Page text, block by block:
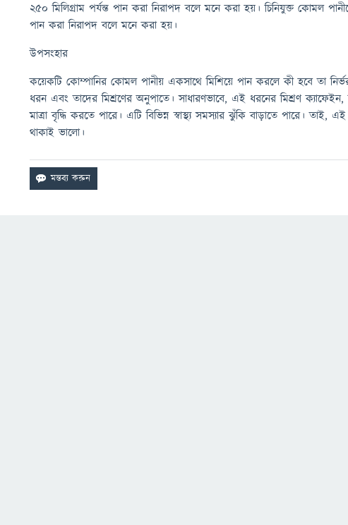
২৫০ মিলিগ্রাম পর্যন্ত পান করা নিরাপদ বলে মনে করা হয়। চিনিযুক্ত কোমল
পান করা নিরাপদ বলে মনে করা হয়।
উপসংহার
কয়েকটি কোম্পানির কোমল পানীয় একসাথে মিশিয়ে পান করলে কী হবে তা
ধরন এবং তাদের মিশ্রণের অনুপাতে। সাধারণভাবে, এই ধরনের মিশ্রণ ক্যাফেইন,
মাত্রা বৃদ্ধি করতে পারে। এটি বিভিন্ন স্বাস্থ্য সমস্যার ঝুঁকি বাড়াতে পারে। তাই,
থাকাই ভালো।